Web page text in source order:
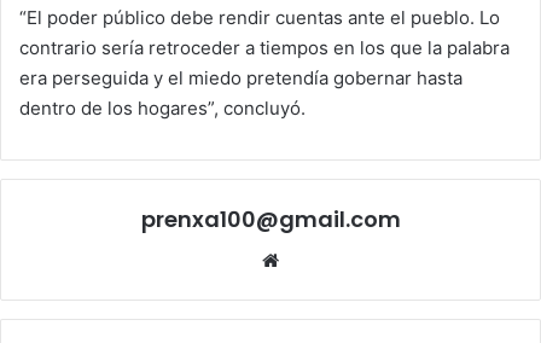
“El poder público debe rendir cuentas ante el pueblo. Lo
contrario sería retroceder a tiempos en los que la palabra
era perseguida y el miedo pretendía gobernar hasta
dentro de los hogares”, concluyó.
prenxa100@gmail.com